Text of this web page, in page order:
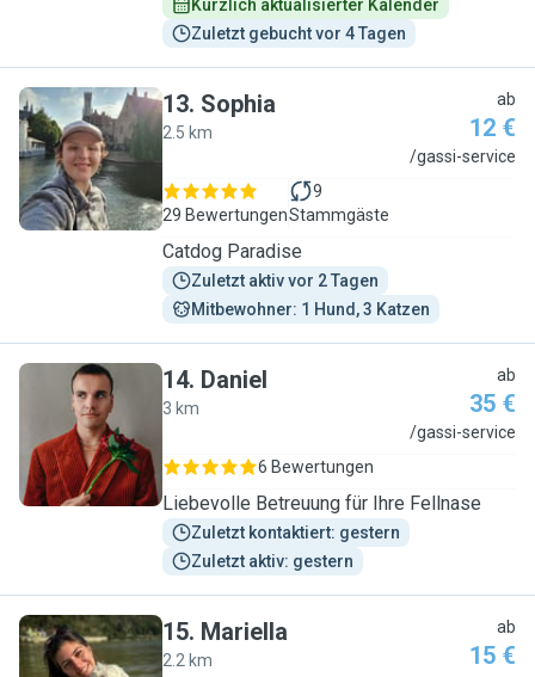
Kürzlich aktualisierter Kalender
Zuletzt gebucht vor 4 Tagen
S
13. Sophia
2.5 km
ab
12 €
/gassi-service
29 Bewertungen
9
Stammgäste
Catdog Paradise
Zuletzt aktiv vor 2 Tagen
Mitbewohner: 1 Hund, 3 Katzen
D
14. Daniel
3 km
ab
35 €
/gassi-service
6 Bewertungen
Liebevolle Betreuung für Ihre Fellnase
Zuletzt kontaktiert: gestern
Zuletzt aktiv: gestern
15. Mariella
2.2 km
ab
15 €